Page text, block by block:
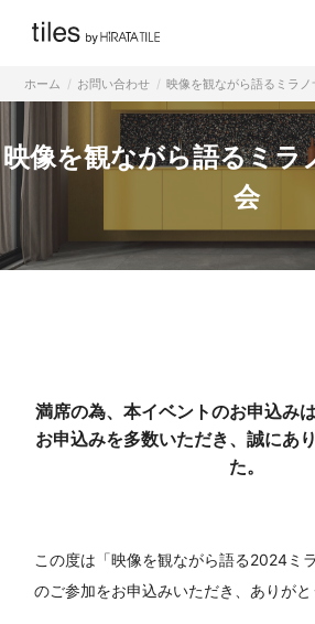
ホーム お問い合わせ 映像を観ながら語るミラ
映像を観ながら語るミラ
会
満席の為、本イベントのお申込み
お申込みを多数いただき、誠にあ
た。
この度は「映像を観ながら語る2024ミ
のご参加をお申込みいただき、ありがと